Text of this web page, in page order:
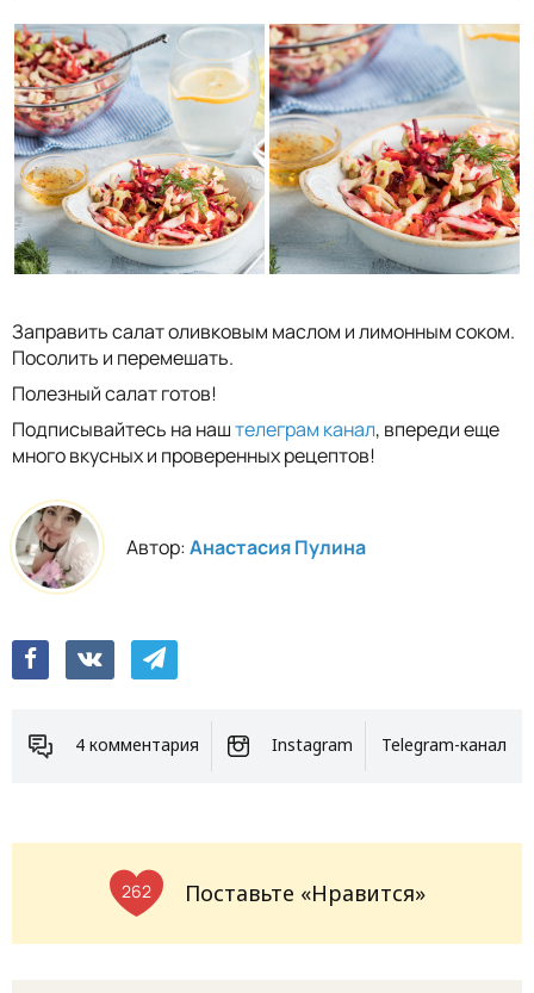
Заправить салат оливковым маслом и лимонным соком.
Посолить и перемешать.
Полезный салат готов!
Подписывайтесь на наштелеграм канал, впереди еще
много вкусных и проверенных рецептов!
Автор:Анастасия Пулина
4 комментария Instagram Telegram-канал
262 Поставьте «Нравится»